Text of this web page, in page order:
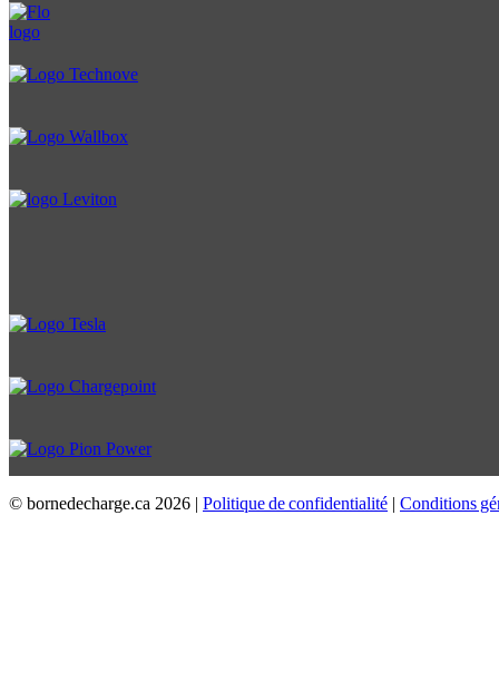
© bornedecharge.ca 2026 | Politique de confidentialité | Conditions